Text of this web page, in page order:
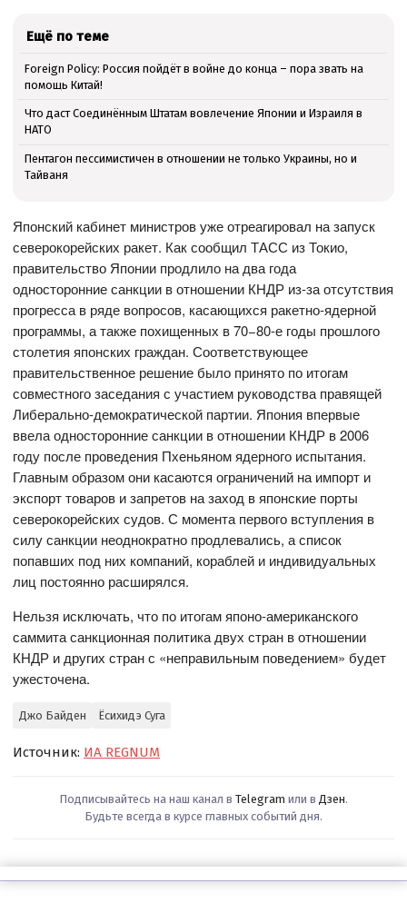
Ещё по теме
Foreign Policy: Россия пойдёт в войне до конца – пора звать на
помощь Китай!
Что даст Соединённым Штатам вовлечение Японии и Израиля в
НАТО
Пентагон пессимистичен в отношении не только Украины, но и
Тайваня
Японский кабинет министров уже отреагировал на запуск
северокорейских ракет. Как сообщил ТАСС из Токио,
правительство Японии продлило на два года
односторонние санкции в отношении КНДР из-за отсутствия
прогресса в ряде вопросов, касающихся ракетно-ядерной
программы, а также похищенных в 70−80-е годы прошлого
столетия японских граждан. Соответствующее
правительственное решение было принято по итогам
совместного заседания с участием руководства правящей
Либерально-демократической партии. Япония впервые
ввела односторонние санкции в отношении КНДР в 2006
году после проведения Пхеньяном ядерного испытания.
Главным образом они касаются ограничений на импорт и
экспорт товаров и запретов на заход в японские порты
северокорейских судов. С момента первого вступления в
силу санкции неоднократно продлевались, а список
попавших под них компаний, кораблей и индивидуальных
лиц постоянно расширялся.
Нельзя исключать, что по итогам японо-американского
саммита санкционная политика двух стран в отношении
КНДР и других стран с «неправильным поведением» будет
ужесточена.
Джо Байден Ёсихидэ Суга
Источник: ИА REGNUM
Подписывайтесь на наш канал в Telegram или в Дзен.
Будьте всегда в курсе главных событий дня.